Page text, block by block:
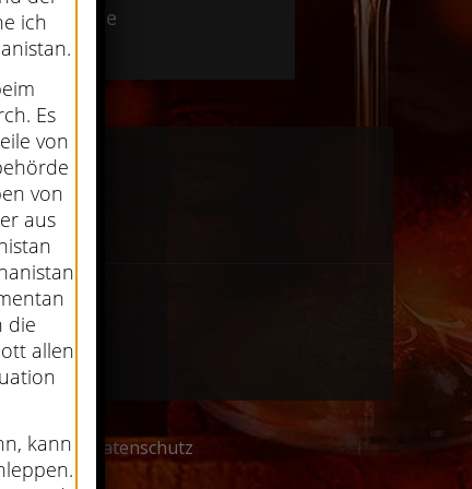
Datenschutz
ich
Es
von
von
aus
die
allen
kann